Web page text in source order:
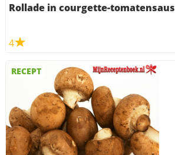
Rollade in courgette-tomatensaus
4
RECEPT